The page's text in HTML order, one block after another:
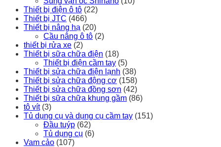
Thiết bị điện ô tô (22)
Thiết bị JTC (466)
Thiết bị nâng hạ (20)
Cầu nâng ô tô (2)
thiết bị rửa xe (2)
Thiết bị sữa chữa điện (18)
Thiết bị điện cầm tay (5)
Thiết bị sửa chữa điện lạnh (38)
Thiết bị sửa chữa động cơ (158)
Thiết bị sửa chữa đồng sơn (42)
Thiết bị sữa chữa khung gầm (86)
tô vít (3)
Tủ dụng cụ và dụng cụ cầm tay (151)
Đầu tuýp (62)
Tủ dụng cụ (6)
Vam cảo (107)